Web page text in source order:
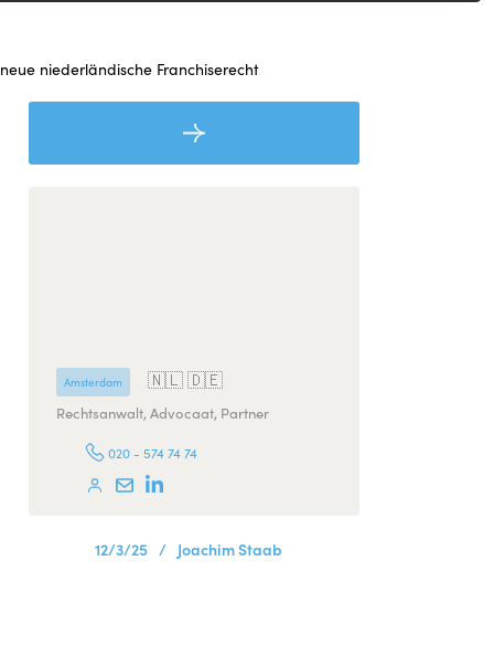
niederländische Franchiserecht
Amsterdam 🇳🇱 🇩🇪
Rechtsanwalt, Advocaat, Partner
020 - 574 74 74
12/3/25 / Joachim Staab